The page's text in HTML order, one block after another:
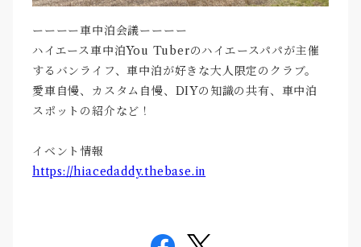
ーーーー車中泊会議ーーーー
ハイエース車中泊You Tuberのハイエースパパが主催
するバンライフ、車中泊が好きな大人限定のクラブ。
愛車自慢、カスタム自慢、DIYの知識の共有、車中泊
スポットの紹介など！
イベント情報
https://hiacedaddy.thebase.in